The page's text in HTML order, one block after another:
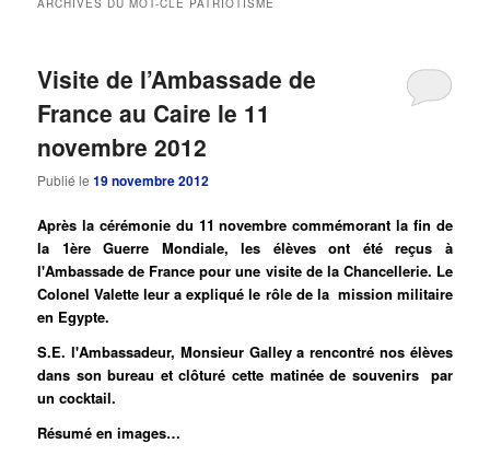
ARCHIVES DU MOT-CLÉ PATRIOTISME
Visite de l’Ambassade de
France au Caire le 11
novembre 2012
Publié le19 novembre 2012
Après la cérémonie du 11 novembre commémorant la fin de
la 1ère Guerre Mondiale, les élèves ont été reçus à
l'Ambassade de France pour une visite de la Chancellerie. Le
Colonel Valette leur a expliqué le rôle de la mission militaire
en Egypte.
S.E. l'Ambassadeur, Monsieur Galley a rencontré nos élèves
dans son bureau et clôturé cette matinée de souvenirs par
un cocktail.
Résumé en images…